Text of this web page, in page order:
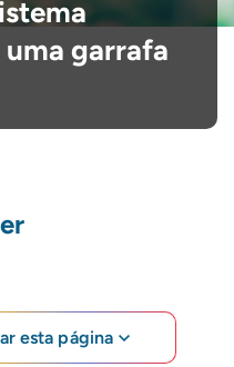
garrafa
esta página